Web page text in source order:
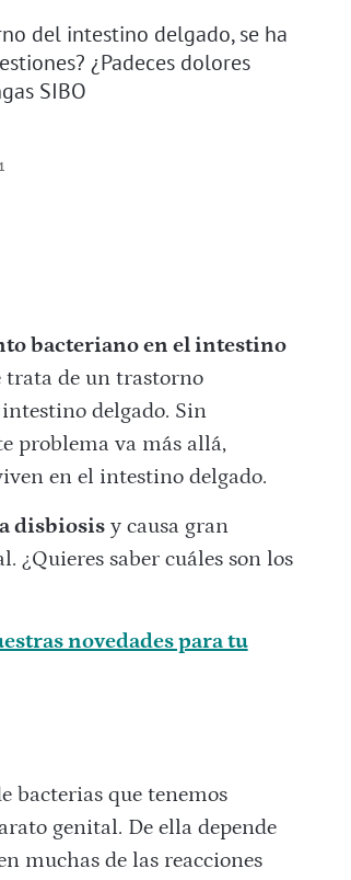
del intestino delgado, se ha
¿Padeces dolores
SIBO
bacteriano en el intestino
trata de un trastorno
delgado. Sin
problema va más allá,
en el intestino delgado.
disbiosisy causa gran
¿Quieres saber cuáles son los
novedades para tu
bacterias que tenemos
genital. De ella depende
muchas de las reacciones